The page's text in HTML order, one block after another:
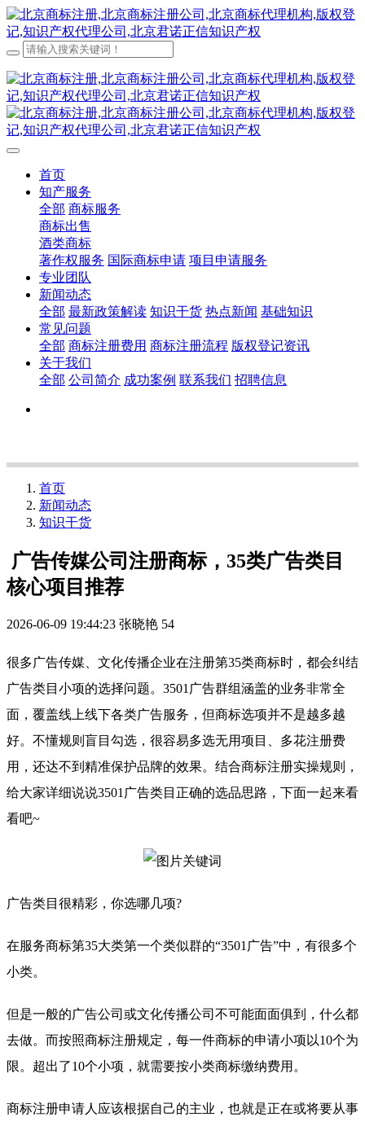
首页
知产服务
全部 商标服务
商标出售
酒类商标
著作权服务 国际商标申请 项目申请服务
专业团队
新闻动态
全部 最新政策解读 知识干货 热点新闻 基础知识
常见问题
全部 商标注册费用 商标注册流程 版权登记资讯
关于我们
全部 公司简介 成功案例 联系我们 招聘信息
首页
新闻动态
知识干货
广告传媒公司注册商标，35类广告类目
核心项目推荐
2026-06-09 19:44:23 张晓艳 54
很多广告传媒、文化传播企业在注册第35类商标时，都会纠结
广告类目小项的选择问题。3501广告群组涵盖的业务非常全
面，覆盖线上线下各类广告服务，但商标选项并不是越多越
好。不懂规则盲目勾选，很容易多选无用项目、多花注册费
用，还达不到精准保护品牌的效果。结合商标注册实操规则，
给大家详细说说3501广告类目正确的选品思路，下面一起来看
看吧~
广告类目很精彩，你选哪几项?
在服务商标第35大类第一个类似群的“3501广告”中，有很多个
小类。
但是一般的广告公司或文化传播公司不可能面面俱到，什么都
去做。而按照商标注册规定，每一件商标的申请小项以10个为
限。超出了10个小项，就需要按小类商标缴纳费用。
商标注册申请人应该根据自己的主业，也就是正在或将要从事